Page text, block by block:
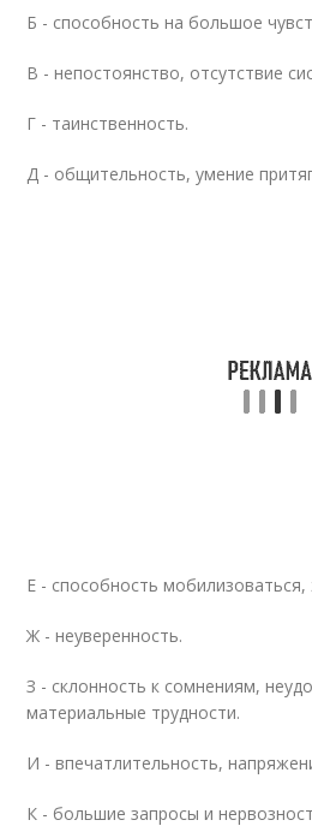
Б - способность на большое
В - непостоянство, отсутствие
Г - таинственность.
Д - общительность, умение
Е - способность мобилизоваться,
Ж - неуверенность.
З - склонность к сомнениям,
материальные трудности.
И - впечатлительность,
К - большие запросы и